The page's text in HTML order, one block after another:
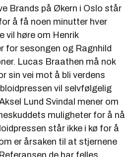
Brands på Økern i Oslo står
å få noen minutter hver
vil høre om Henrik
for sesongen og Ragnhild
Lucas Braathen må nok
sin vei mot å bli verdens
vil selvfølgelig
Lund Svindal mener om
muligheter for å nå
står ikke i kø for å
er årsaken til at stjernene
de har felles,